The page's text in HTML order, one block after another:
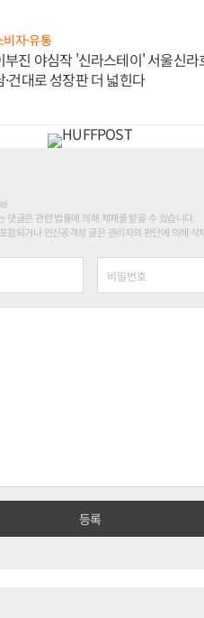
비자·유통
부진 야심작 '신라스테이' 서울신라
·건대로 성장판 더 넓힌다
댓글은 관련 법률에 의해 제재를 받을 수 있습니다.
함되거나 인신공격성 글은 관리자의 판단에 의해 삭